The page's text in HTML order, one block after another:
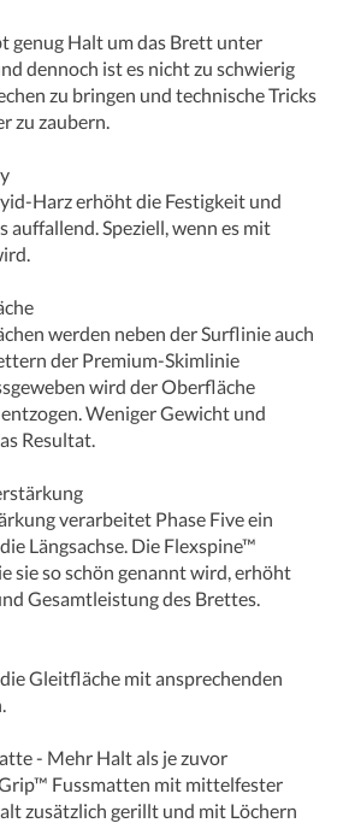
genug Halt um das Brett unter
dennoch ist es nicht zu schwierig
zu bringen und technische Tricks
zu zaubern.
Harz erhöht die Festigkeit und
auffallend. Speziell, wenn es mit
werden neben der Surflinie auch
der Premium-Skimlinie
wird der Oberfläche
Weniger Gewicht und
Resultat.
verarbeitet Phase Five ein
Längsachse. Die Flexspine™
sie so schön genannt wird, erhöht
Gesamtleistung des Brettes.
Gleitfläche mit ansprechenden
- Mehr Halt als je zuvor
Grip™ Fussmatten mit mittelfester
zusätzlich gerillt und mit Löchern